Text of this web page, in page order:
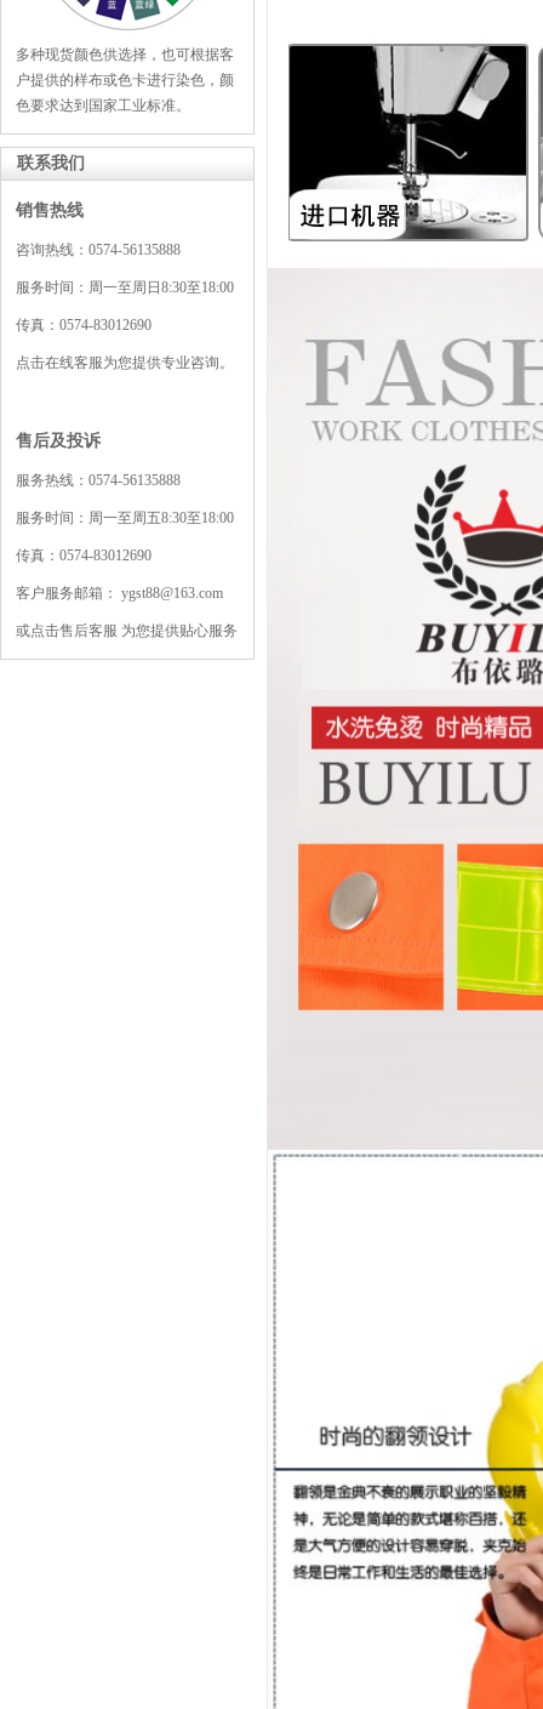
多种现货颜色供选择，也可根据客
户提供的样布或色卡进行染色，颜
色要求达到国家工业标准。
联系我们
销售热线
咨询热线：0574-56135888
服务时间：周一至周日8:30至18:00
传真：0574-83012690
点击在线客服为您提供专业咨询。
售后及投诉
服务热线：0574-56135888
服务时间：周一至周五8:30至18:00
传真：0574-83012690
客户服务邮箱： ygst88@163.com
或点击售后客服 为您提供贴心服务